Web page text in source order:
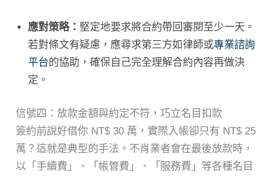
應對策略： 堅定地要求將合約帶回審閱至少一天。
若對條文有疑慮，應尋求第三方如律師或專業諮詢
平台的協助，確保自己完全理解合約內容再做決
定。
信號四：放款金額與約定不符，巧立名目扣款
簽約前說好借你 NT$ 30 萬，實際入帳卻只有 NT$ 25
萬？這就是典型的手法。不肖業者會在最後放款時，
以「手續費」、「帳管費」、「服務費」等各種名目